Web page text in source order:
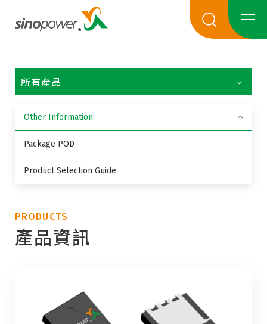
所有產品
Other Information
Package POD
Product Selection Guide
PRODUCTS
產品資訊